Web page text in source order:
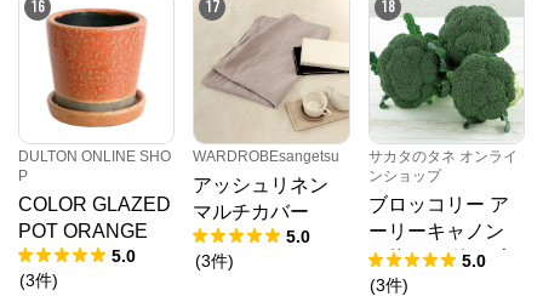
16
DULTON ONLINE SHO
P
COLOR GLAZED
POT ORANGE
5.0
(3件)
17
WARDROBEsangetsu
アッシュリネン
マルチカバー
5.0
(3件)
18
サカタのタネ オンライ
ンショップ
ブロッコリー ア
ーリーキャノン
（約2000粒） 大
袋
5.0
(3件)